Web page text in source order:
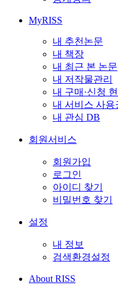
MyRISS
내 추천논문
내 책장
내 최근 본 논문
내 저작물관리
내 구매·신청
내 서비스 사용
내 관심 DB
회원서비스
회원가입
로그인
아이디 찾기
비밀번호 찾기
설정
내 정보
검색환경설정
About RISS